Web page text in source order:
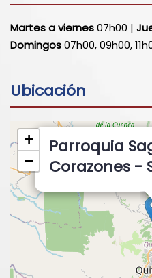
Martes a viernes07h00 |
Domingos07h00, 09h00,
Ubicación
Parroquia
Corazones -
+
−